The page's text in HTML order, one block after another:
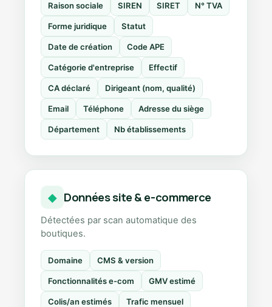
Raison sociale SIREN SIRET N° TVA
Forme juridique Statut
Date de création Code APE
Catégorie d'entreprise Effectif
CA déclaré Dirigeant (nom, qualité)
Email Téléphone Adresse du siège
Département Nb établissements
◆ Données site & e-commerce
Détectées par scan automatique des
boutiques.
Domaine CMS & version
Fonctionnalités e-com GMV estimé
Colis/an estimés Trafic mensuel